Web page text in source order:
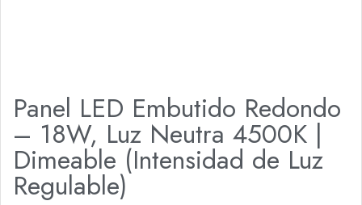
Panel LED Embutido Redondo
– 18W, Luz Neutra 4500K |
Dimeable (Intensidad de Luz
Regulable)